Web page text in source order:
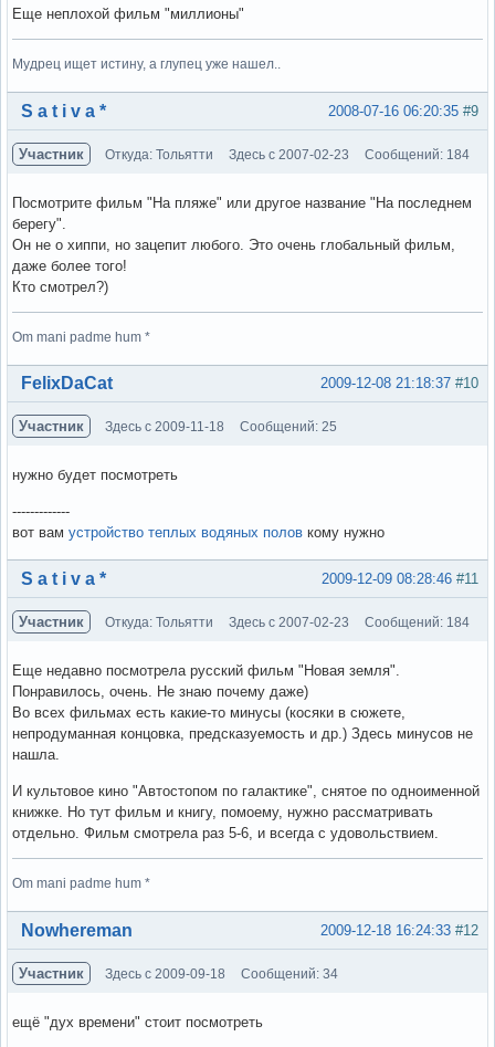
Еще неплохой фильм "миллионы"
Мудрец ищет истину, а глупец уже нашел..
Вне форума #9
2008-07-16 06:20:35
S a t i v a *
Участник Откуда: Тольятти Здесь с 2007-02-23 Сообщений: 184
Посмотрите фильм "На пляже" или другое название "На последнем
берегу".
Он не о хиппи, но зацепит любого. Это очень глобальный фильм,
даже более того!
Кто смотрел?)
Om mani padme hum *
Вне форума #10
2009-12-08 21:18:37
FelixDaCat
Участник Здесь с 2009-11-18 Сообщений: 25
нужно будет посмотреть
-------------
вот вам устройство теплых водяных полов кому нужно
Вне форума #11
2009-12-09 08:28:46
S a t i v a *
Участник Откуда: Тольятти Здесь с 2007-02-23 Сообщений: 184
Еще недавно посмотрела русский фильм "Новая земля".
Понравилось, очень. Не знаю почему даже)
Во всех фильмах есть какие-то минусы (косяки в сюжете,
непродуманная концовка, предсказуемость и др.) Здесь минусов не
нашла.
И культовое кино "Автостопом по галактике", снятое по одноименной
книжке. Но тут фильм и книгу, помоему, нужно рассматривать
отдельно. Фильм смотрела раз 5-6, и всегда с удовольствием.
Om mani padme hum *
Вне форума #12
2009-12-18 16:24:33
Nowhereman
Участник Здесь с 2009-09-18 Сообщений: 34
ещё "дух времени" стоит посмотреть